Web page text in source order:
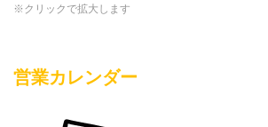
※クリックで拡大します
営業カレンダー